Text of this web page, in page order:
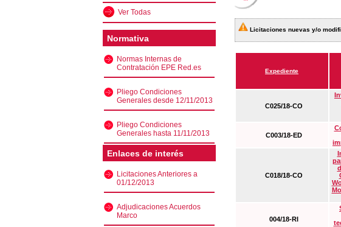
Ver Todas
Normativa
Normas Internas de
Contratación EPE Red.es
Pliego Condiciones
Generales desde 12/11/2013
Pliego Condiciones
Generales hasta 11/11/2013
Enlaces de interés
Licitaciones Anteriores a
01/12/2013
Adjudicaciones Acuerdos
Marco
Licitaciones nuevas y/o
Expediente
C025/18-CO
C003/18-ED
C018/18-CO
004/18-RI